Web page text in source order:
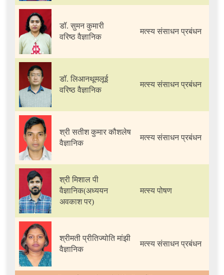
डॉ. सुमन कुमारी
वरिष्ठ वैज्ञानिक
मत्स्य संसाधन प्रबंधन
डॉ. लिआनथूमलूई
वरिष्ठ वैज्ञानिक
मत्स्य संसाधन प्रबंधन
श्री सतीश कुमार कौशलेष
वैज्ञानिक
मत्स्य संसाधन प्रबंधन
श्री मिशाल पी
वैज्ञानिक(अध्ययन
अवकाश पर)
मत्स्य पोषण
श्रीमती प्रीतिज्योति मांझी
वैज्ञानिक
मत्स्य संसाधन प्रबंधन